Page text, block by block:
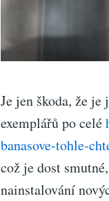
Je jen škoda, že
exemplářů po celé
banasove-tohle-
což je dost
nainstalování